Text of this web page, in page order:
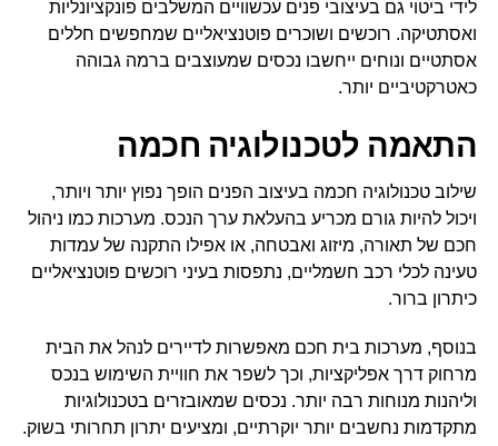
לידי ביטוי גם בעיצובי פנים עכשוויים המשלבים פונקציונליות
ואסתטיקה. רוכשים ושוכרים פוטנציאליים שמחפשים חללים
אסתטיים ונוחים ייחשבו נכסים שמעוצבים ברמה גבוהה
כאטרקטיביים יותר.
התאמה לטכנולוגיה חכמה
שילוב טכנולוגיה חכמה בעיצוב הפנים הופך נפוץ יותר ויותר,
ויכול להיות גורם מכריע בהעלאת ערך הנכס. מערכות כמו ניהול
חכם של תאורה, מיזוג ואבטחה, או אפילו התקנה של עמדות
טעינה לכלי רכב חשמליים, נתפסות בעיני רוכשים פוטנציאליים
כיתרון ברור.
בנוסף, מערכות בית חכם מאפשרות לדיירים לנהל את הבית
מרחוק דרך אפליקציות, וכך לשפר את חוויית השימוש בנכס
וליהנות מנוחות רבה יותר. נכסים שמאובזרים בטכנולוגיות
מתקדמות נחשבים יותר יוקרתיים, ומציעים יתרון תחרותי בשוק.